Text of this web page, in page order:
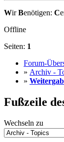
WirBenötigen: C
Offline
Seiten: 1
Forum-
» Archiv -
»
Fußzeile
Wechseln zu